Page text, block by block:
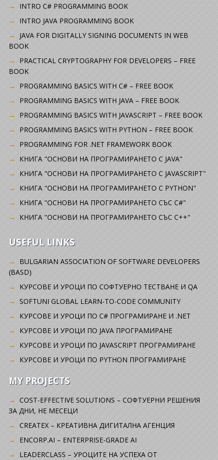
INTRO C# PROGRAMMING BOOK
INTRO JAVA PROGRAMMING BOOK
JAVA FOR DIGITALLY SIGNING DOCUMENTS IN WEB
BOOK
PRACTICAL CRYPTOGRAPHY FOR DEVELOPERS – FREE
BOOK
PROGRAMMING BASICS WITH C# – FREE BOOK
PROGRAMMING BASICS WITH JAVA – FREE BOOK
PROGRAMMING BASICS WITH JAVASCRIPT – FREE BOOK
PROGRAMMING BASICS WITH PYTHON – FREE BOOK
PROGRAMMING FOR .NET FRAMEWORK BOOK
КНИГА "ОСНОВИ НА ПРОГРАМИРАНЕТО С JAVA"
КНИГА "ОСНОВИ НА ПРОГРАМИРАНЕТО С JAVASCRIPT"
КНИГА "ОСНОВИ НА ПРОГРАМИРАНЕТО С PYTHON"
КНИГА "ОСНОВИ НА ПРОГРАМИРАНЕТО СЪС C#"
КНИГА "ОСНОВИ НА ПРОГРАМИРАНЕТО СЪС C++"
USEFUL LINKS
BULGARIAN ASSOCIATION OF SOFTWARE DEVELOPERS
(BASD)
KУРСОВЕ И УРОЦИ ПО СОФТУЕРНО ТЕСТВАНЕ И QA
SOFTUNI GLOBAL LEARN-TO-CODE COMMUNITY
КУРСОВЕ И УРОЦИ ПО C# ПРОГРАМИРАНЕ И .NET
КУРСОВЕ И УРОЦИ ПО JAVA ПРОГРАМИРАНЕ
КУРСОВЕ И УРОЦИ ПО JAVASCRIPT ПРОГРАМИРАНЕ
КУРСОВЕ И УРОЦИ ПО PYTHON ПРОГРАМИРАНЕ
MY PROJECTS
COST-EFFECTIVE SOLUTIONS – СОФТУЕРНИ РЕШЕНИЯ
ЗА ДНИ, НЕ МЕСЕЦИ
CREATEX – КРЕАТИВНА ДИГИТАЛНА АГЕНЦИЯ
ENCORP.AI – ENTERPRISE-GRADE AI
LEADERCLASS – УРОЦИТЕ НА УСПЕХА ОТ